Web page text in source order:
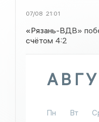
07/08 21:01
«Рязань-ВДВ»
счётом 4:2
Пн Вт